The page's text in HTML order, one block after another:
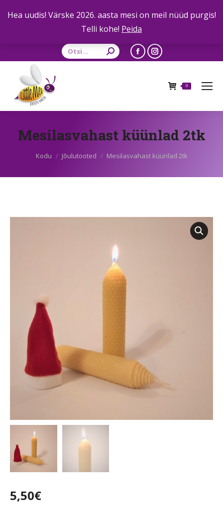
Hea uudis! Värske 2026. aasta mesi on meil nüüd purgis!
Telli kohe! Peida
Otsing:
Facebook
avaneb
aknas
Instagram
avaneb
aknas
0
Mesilasvahast küünlad 2tk
Sa oled siin:
Kodu Jõulutooted Mesilasvahast küünlad 2tk
5,50€